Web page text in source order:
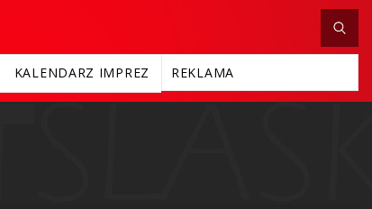
KALENDARZ IMPREZ REKLAMA